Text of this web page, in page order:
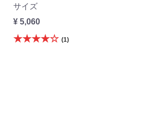
サイズ
¥ 5,060
★★★★☆(1)